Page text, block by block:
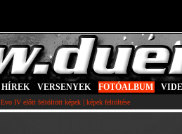
HÍREK VERSENYEK FOTÓALBUM
Evo IV előtt feltöltött képek | képek feltöltése